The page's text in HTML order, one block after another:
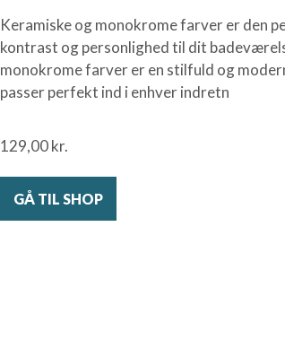
Keramiske og monokrome farver er den
kontrast og personlighed til dit
monokrome farver er en stilfuld og
passer perfekt ind i enhver indretn
129,00kr.
GÅ TIL SHOP